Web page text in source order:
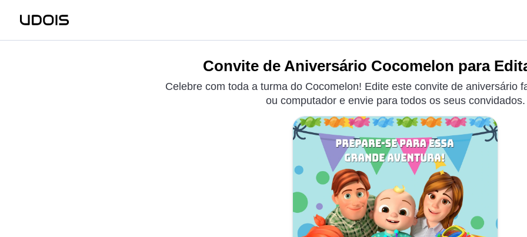
Convite de Aniversário Cocomelon para
Celebre com toda a turma do Cocomelon! Edite este convite de aniversário
ou computador e envie para todos os seus convidados.